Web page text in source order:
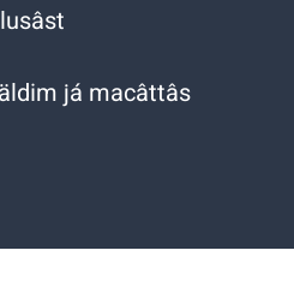
já macâttâs